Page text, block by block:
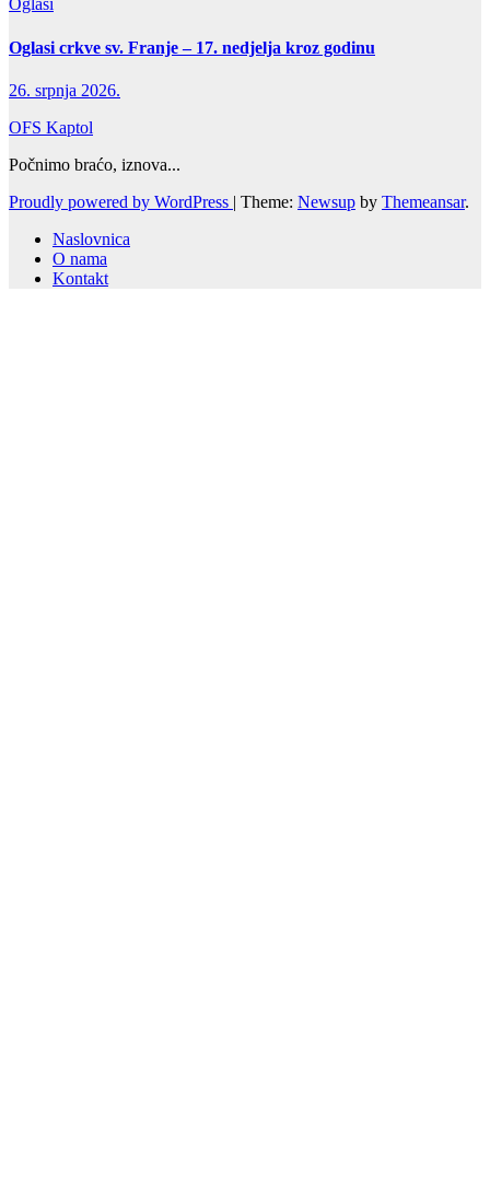
Oglasi
Oglasi crkve sv. Franje – 17. nedjelja kroz godinu
26. srpnja 2026.
OFS Kaptol
Počnimo braćo, iznova...
Proudly powered by WordPress | Theme: Newsup by Themeansar.
Naslovnica
O nama
Kontakt